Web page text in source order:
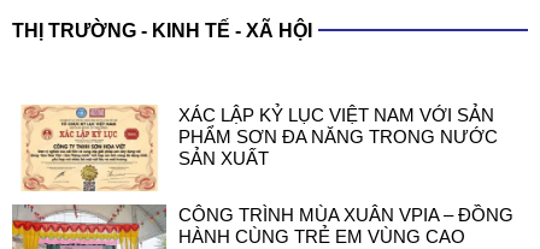
THỊ TRƯỜNG - KINH TẾ - XÃ HỘI
XÁC LẬP KỶ LỤC VIỆT NAM VỚI SẢN
PHẨM SƠN ĐA NĂNG TRONG NƯỚC
SẢN XUẤT
CÔNG TRÌNH MÙA XUÂN VPIA – ĐỒNG
HÀNH CÙNG TRẺ EM VÙNG CAO